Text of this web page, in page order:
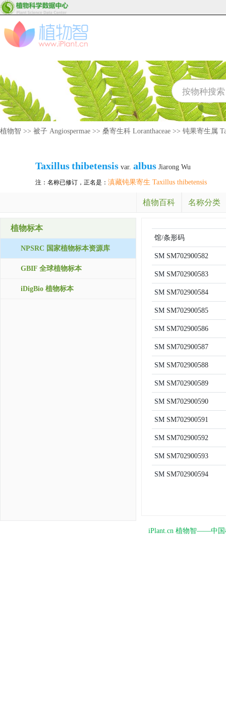
植物智 >> 被子 Angiospermae >> 桑寄生科 Loranthaceae >> 钝果寄生属
Taxillusthibetensis var. albus Jiarong Wu
注：名称已修订，正名是： 滇藏钝果寄生 Taxillus thibetensis
植物百科 名称分类
植物标本
NPSRC 国家植物标本资源库
GBIF 全球植物标本
iDigBio 植物标本
馆/条形码
SM SM702900582
SM SM702900583
SM SM702900584
SM SM702900585
SM SM702900586
SM SM702900587
SM SM702900588
SM SM702900589
SM SM702900590
SM SM702900591
SM SM702900592
SM SM702900593
SM SM702900594
iPlant.cn 植物智——中国